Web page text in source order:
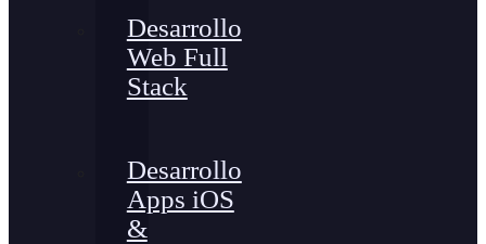
Desarrollo
Web Full
Stack
Desarrollo
Apps iOS
&